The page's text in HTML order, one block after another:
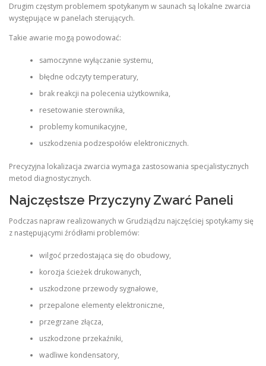
Drugim częstym problemem spotykanym w saunach są lokalne zwarcia
występujące w panelach sterujących.
Takie awarie mogą powodować:
samoczynne wyłączanie systemu,
błędne odczyty temperatury,
brak reakcji na polecenia użytkownika,
resetowanie sterownika,
problemy komunikacyjne,
uszkodzenia podzespołów elektronicznych.
Precyzyjna lokalizacja zwarcia wymaga zastosowania specjalistycznych
metod diagnostycznych.
Najczęstsze Przyczyny Zwarć Paneli
Podczas napraw realizowanych w Grudziądzu najczęściej spotykamy się
z następującymi źródłami problemów:
wilgoć przedostająca się do obudowy,
korozja ścieżek drukowanych,
uszkodzone przewody sygnałowe,
przepalone elementy elektroniczne,
przegrzane złącza,
uszkodzone przekaźniki,
wadliwe kondensatory,